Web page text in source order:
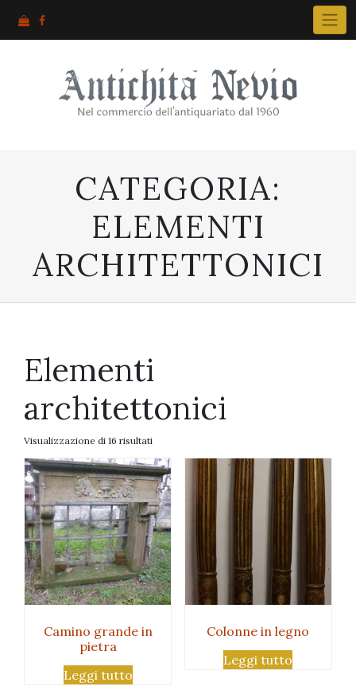
CATEGORIA:
ELEMENTI
ARCHITETTONICI
Elementi
architettonici
Visualizzazione di 16 risultati
Camino grande in
pietra
Leggi tutto
Colonne in legno
Leggi tutto